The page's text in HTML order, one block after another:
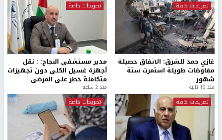
تصريحات خاصة
غازي حمد للشرق: الاتفاق حصيلة
مفاوضات طويلة استمرت ستة
شهور
منذ 16 ثانية
تصريحات خاصة
مدير مستشفى النجاح: : نقل
أجهزة غسيل الكلى دون تجهيزات
متكاملة خطر على المرضى
منذ 2 ساعة
تصريحات خاصة
تصريحات خاصة